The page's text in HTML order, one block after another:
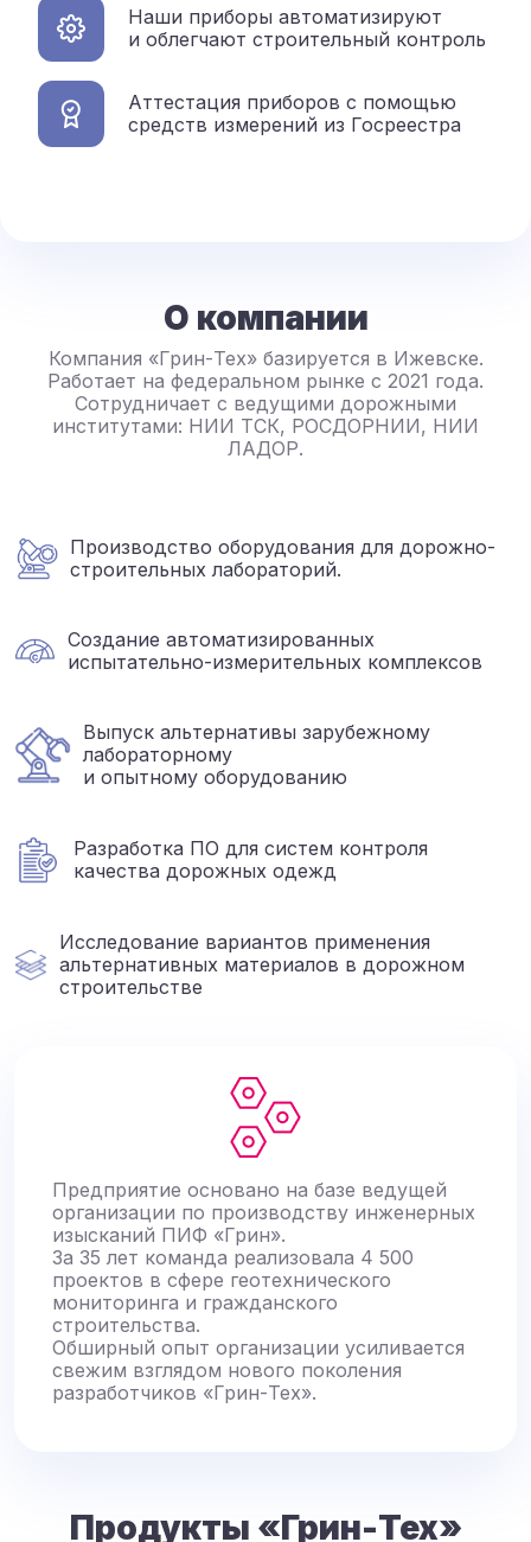
Наши приборы автоматизируют
и облегчают строительный контроль
Аттестация приборов с помощью
средств измерений из Госреестра
О компании
Компания «Грин-Тех» базируется в Ижевске.
Работает на федеральном рынке с 2021 года.
Сотрудничает с ведущими дорожными
институтами: НИИ ТСК, РОСДОРНИИ, НИИ
ЛАДОР.
Производство оборудования для дорожно-
строительных лабораторий.
Создание автоматизированных
испытательно-измерительных комплексов
Выпуск альтернативы зарубежному
лабораторному
и опытному оборудованию
Разработка ПО для систем контроля
качества дорожных одежд
Исследование вариантов применения
альтернативных материалов в дорожном
строительстве
Предприятие основано на базе ведущей
организации по производству инженерных
изысканий ПИФ «Грин».
За 35 лет команда реализовала 4 500
проектов в сфере геотехнического
мониторинга и гражданского
строительства.
Обширный опыт организации усиливается
свежим взглядом нового поколения
разработчиков «Грин-Тех».
Продукты «Грин-Тех»